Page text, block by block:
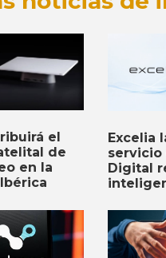
el
de
en la
Excelia
servicio
Digital